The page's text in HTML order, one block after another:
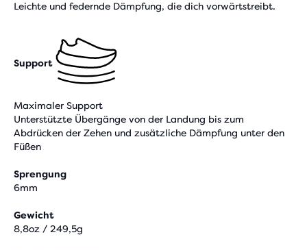
Leichte und federnde Dämpfung, die dich vorwärtstreibt.
Support
Maximaler Support
Unterstützte Übergänge von der Landung bis zum
Abdrücken der Zehen und zusätzliche Dämpfung unter den
Füßen
Sprengung
6mm
Gewicht
8,8oz / 249,5g